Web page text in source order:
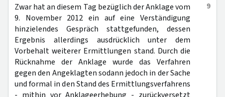
9
Zwar hat an diesem Tag bezüglich der Anklage vom
9. November 2012 ein auf eine Verständigung
hinzielendes Gespräch stattgefunden, dessen
Ergebnis allerdings ausdrücklich unter dem
Vorbehalt weiterer Ermittlungen stand. Durch die
Rücknahme der Anklage wurde das Verfahren
gegen den Angeklagten sodann jedoch in der Sache
und formal in den Stand des Ermittlungsverfahrens